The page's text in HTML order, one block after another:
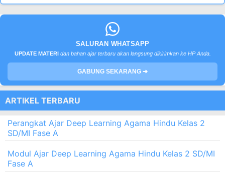
SALURAN WHATSAPP
UPDATE MATERI dan bahan ajar terbaru akan langsung dikirimkan ke HP Anda.
GABUNG SEKARANG ➔
ARTIKEL TERBARU
Perangkat Ajar Deep Learning Agama Hindu Kelas 2
SD/MI Fase A
Modul Ajar Deep Learning Agama Hindu Kelas 2 SD/MI
Fase A